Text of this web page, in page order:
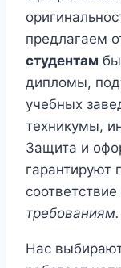
предлагаем
студентам
дипломы,
учебных
техникумы,
Защита и
гарантируют
соответствие
требованиям.
Нас